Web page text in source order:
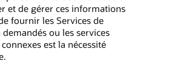
et de gérer ces informations
fournir les Services de
ou les services
connexes est la nécessité